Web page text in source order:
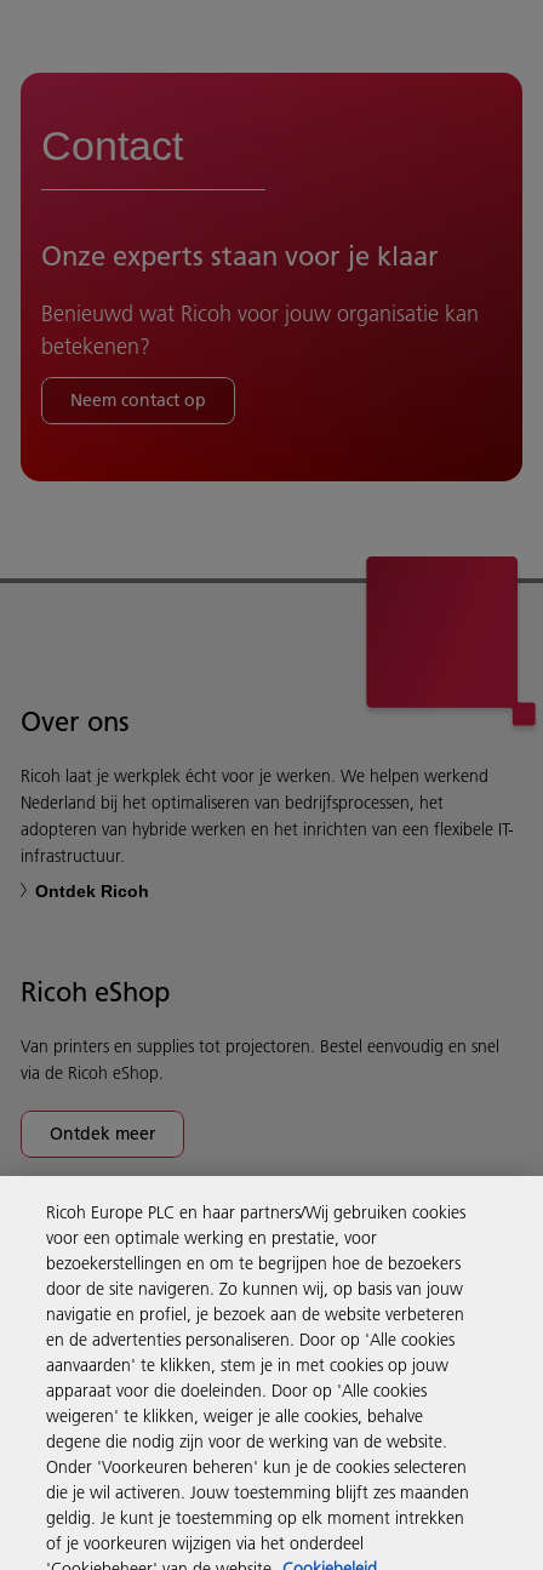
Contact
Onze experts staan voor je klaar
Benieuwd wat Ricoh voor jouw organisatie kan
betekenen?
Neem contact op
Over ons
Ricoh laat je werkplek écht voor je werken. We helpen werkend
Nederland bij het optimaliseren van bedrijfsprocessen, het
adopteren van hybride werken en het inrichten van een flexibele IT-
infrastructuur.
Ontdek Ricoh
Ricoh eShop
Van printers en supplies tot projectoren. Bestel eenvoudig en snel
via de Ricoh eShop.
Ontdek meer
Business Solutions
Producten en services
Support en contact
Inspiratie
Volg Ricoh
Ricoh Europe PLC en haar partners/Wij gebruiken cookies
voor een optimale werking en prestatie, voor
bezoekerstellingen en om te begrijpen hoe de bezoekers
door de site navigeren. Zo kunnen wij, op basis van jouw
navigatie en profiel, je bezoek aan de website verbeteren
en de advertenties personaliseren. Door op 'Alle cookies
aanvaarden' te klikken, stem je in met cookies op jouw
apparaat voor die doeleinden. Door op 'Alle cookies
weigeren' te klikken, weiger je alle cookies, behalve
degene die nodig zijn voor de werking van de website.
Onder 'Voorkeuren beheren' kun je de cookies selecteren
die je wil activeren. Jouw toestemming blijft zes maanden
geldig. Je kunt je toestemming op elk moment intrekken
of je voorkeuren wijzigen via het onderdeel